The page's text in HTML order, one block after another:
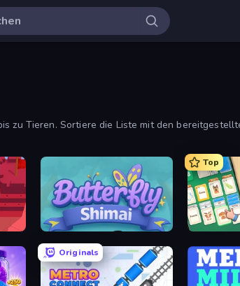
zu Tieren. Sortiere die Liste mit den
Butterfly Shimai
Top
Card
Originals